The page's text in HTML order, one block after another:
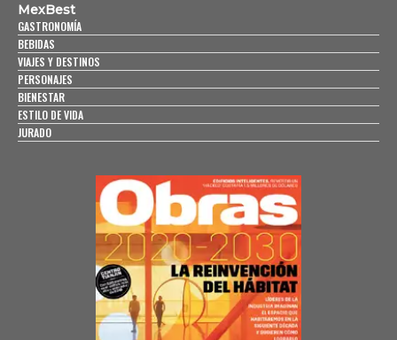
MexBest
GASTRONOMÍA
BEBIDAS
VIAJES Y DESTINOS
PERSONAJES
BIENESTAR
ESTILO DE VIDA
JURADO